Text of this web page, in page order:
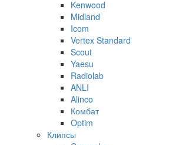
Kenwood
Midland
Icom
Vertex Standard
Scout
Yaesu
Radiolab
ANLI
Alinco
Комбат
Optim
Клипсы